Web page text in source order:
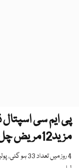
پی ایم سی اسپتال
مزید12مریض چل بسے
4 روز میں